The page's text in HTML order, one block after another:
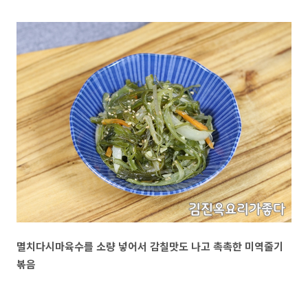
멸치다시마육수를 소량 넣어서 감칠맛도 나고 촉촉한 미역줄기
볶음